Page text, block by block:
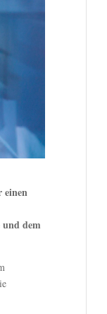
einen
dem